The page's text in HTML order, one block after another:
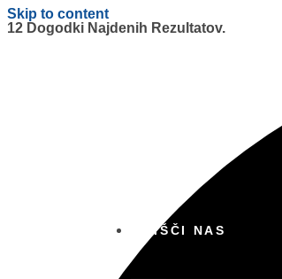
Skip to content
OBIŠČI NAS
12 Dogodki Najdenih Rezultatov.